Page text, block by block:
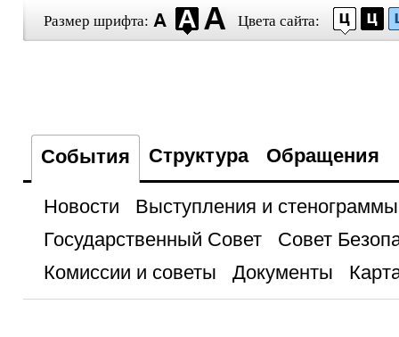
Размер шрифта: Цвета сайта:
События Структура Обращения
Новости
Выступления и стенограммы
Государственный Совет
Совет
Комиссии и советы
Документы